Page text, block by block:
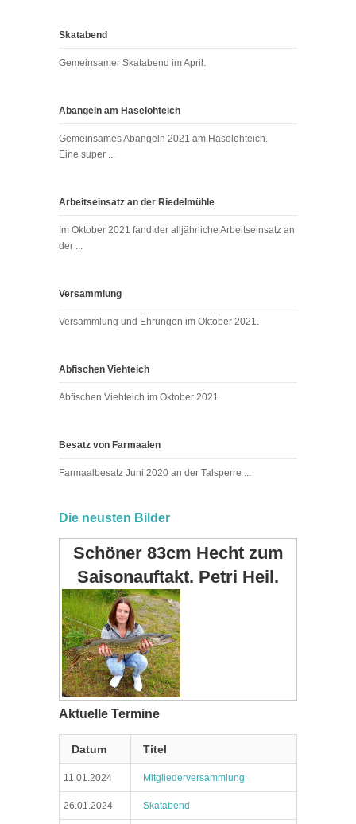
Skatabend
Gemeinsamer Skatabend im April.
Abangeln am Haselohteich
Gemeinsames Abangeln 2021 am Haselohteich.
Eine super ...
Arbeitseinsatz an der Riedelmühle
Im Oktober 2021 fand der alljährliche Arbeitseinsatz an
der ...
Versammlung
Versammlung und Ehrungen im Oktober 2021.
Abfischen Viehteich
Abfischen Viehteich im Oktober 2021.
Besatz von Farmaalen
Farmaalbesatz Juni 2020 an der Talsperre ...
Die neusten Bilder
Schöner 83cm Hecht zum
Saisonauftakt. Petri Heil.
Aktuelle Termine
Datum Titel
11.01.2024 Mitgliederversammlung
26.01.2024 Skatabend